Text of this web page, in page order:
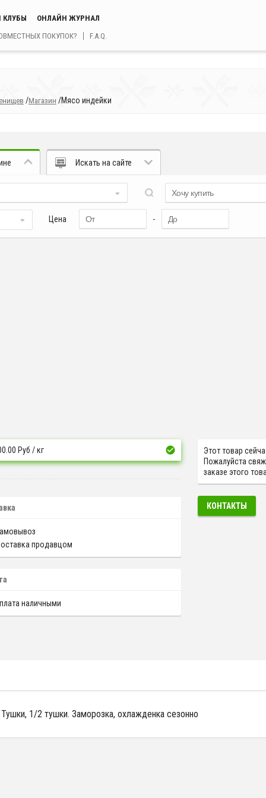
КЛУБЫ
ОНЛАЙН ЖУРНАЛ
ПОКУПОК?
F.A.Q.
/Магазин /Мясо индейки
Искать на сайте
Цена -
Руб / кг
продавцом
наличными
Этот товар
Пожалуйста
заказе этого
КОНТАКТЫ
1/2 тушки. Заморозка, охлажденка сезонно